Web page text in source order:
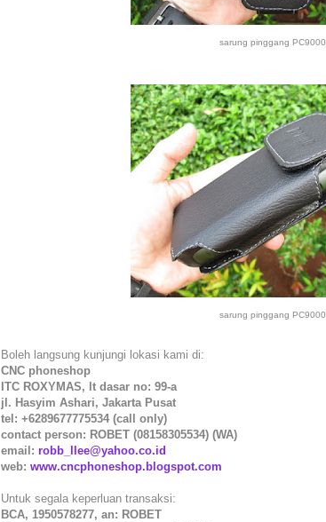
sarung pinggang PC9000
sarung pinggang PC9000
Boleh langsung kunjungi lokasi kami di:
CNC phoneshop
ITC ROXYMAS, lt dasar no: 99-a
jl. Hasyim Ashari, Jakarta Pusat
tel: +6289677775534 (call only)
contact person: ROBET (08158305534) (WA)
email: robb_llee@yahoo.co.id
web: www.cncphoneshop.blogspot.com
Untuk segala keperluan transaksi:
BCA, 1950578277, an: ROBET